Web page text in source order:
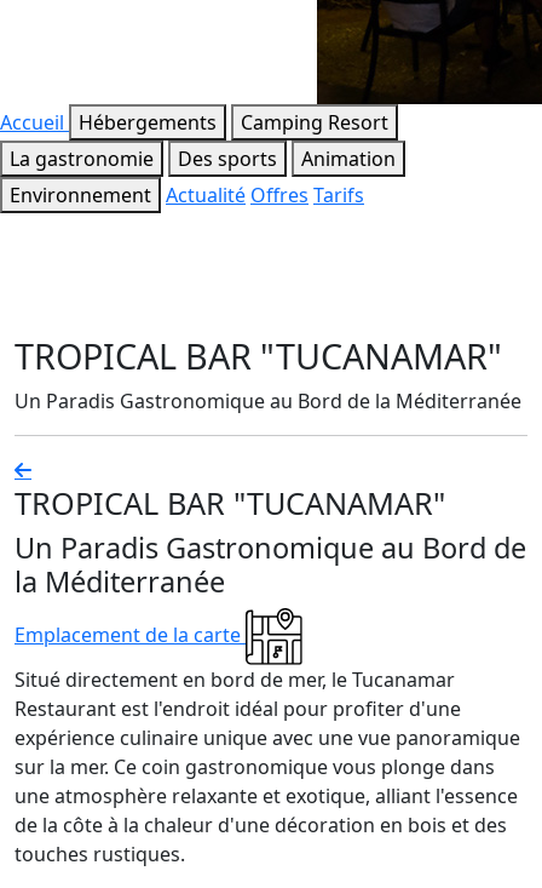
Accueil Hébergements
Camping Resort
La gastronomie
Des sports
Animation
Environnement Actualité Offres Tarifs
TROPICAL BAR "TUCANAMAR"
Un Paradis Gastronomique au Bord de la Méditerranée
TROPICAL BAR "TUCANAMAR"
Un Paradis Gastronomique au Bord de
la Méditerranée
Emplacement de la carte
Situé directement en bord de mer, le Tucanamar
Restaurant est l'endroit idéal pour profiter d'une
expérience culinaire unique avec une vue panoramique
sur la mer. Ce coin gastronomique vous plonge dans
une atmosphère relaxante et exotique, alliant l'essence
de la côte à la chaleur d'une décoration en bois et des
touches rustiques.